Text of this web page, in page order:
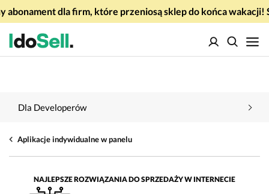
abonament dla firm, które przeniosą sklep do końca wakacji!
Dla Developerów
Aplikacje indywidualne w panelu
NAJLEPSZE ROZWIĄZANIA DO SPRZEDAŻY W INTERNECIE